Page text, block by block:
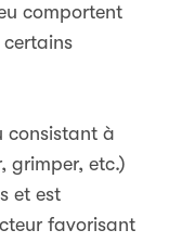
comportent
consistant à
grimper, etc.)
et est
favorisant